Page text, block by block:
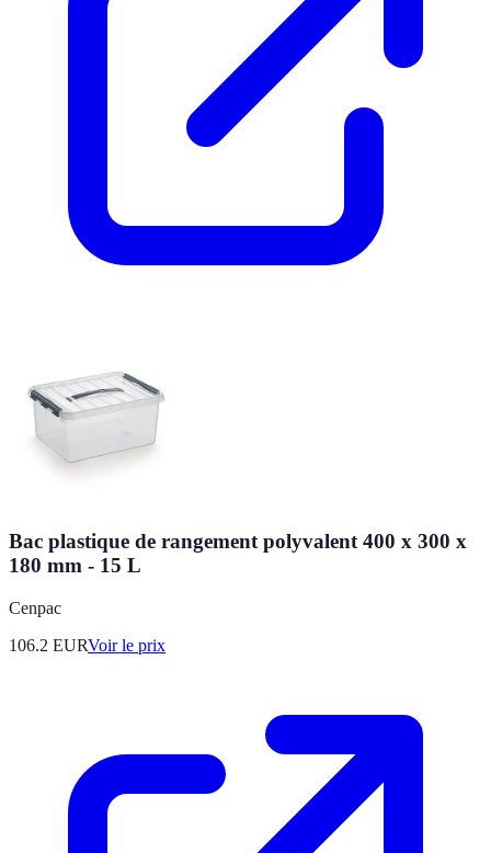
Bac plastique de rangement polyvalent 400 x 300 x
180 mm - 15 L
Cenpac
106.2 EURVoir le prix